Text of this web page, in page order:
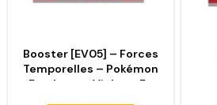
Booster [EV05] – Forces
Temporelles – Pokémon
Ecarlate et Violet – FR